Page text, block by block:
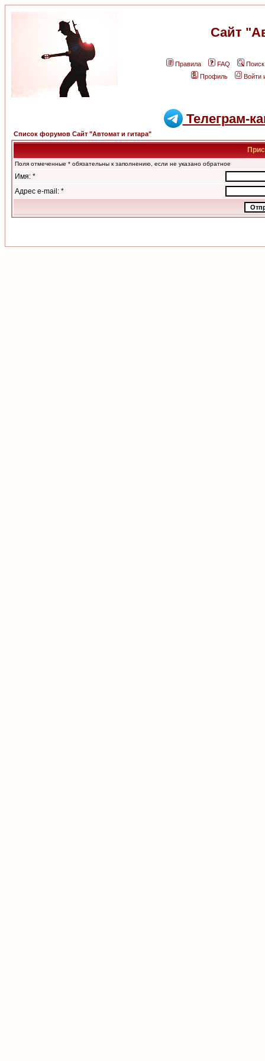
Сайт
Правила FAQ
Поиск
Профиль
Войти
Телеграм-
Список форумов Сайт "Автомат и гитара"
Поля отмеченные * обязательны к заполнению, если не указано обратное
Имя: *
Адрес e-mail: *